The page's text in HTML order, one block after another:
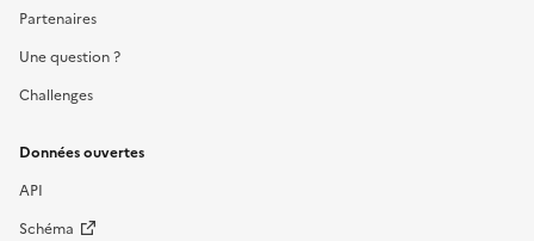
Partenaires
Une question ?
Challenges
Données ouvertes
API
Schéma